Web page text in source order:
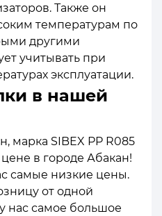
Также он
температурам по
другими
учитывать при
эксплуатации.
в нашей
марка SIBEX PP R085
в городе Абакан!
самые низкие цены.
от одной
нас самое большое